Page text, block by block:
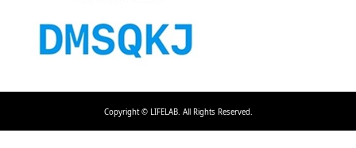
Copyright ©LIFELAB. All Rights Reserved.